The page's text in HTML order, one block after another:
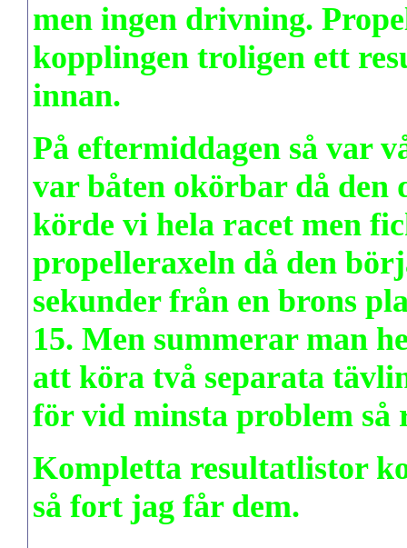
men ingen drivning.
kopplingen troligen ett
innan.
På eftermiddagen så var
var båten okörbar då den
körde vi hela racet men
propelleraxeln då den
sekunder från en brons
15. Men summerar man
att köra två separata
för vid minsta problem
Kompletta resultatlistor
så fort jag får dem.